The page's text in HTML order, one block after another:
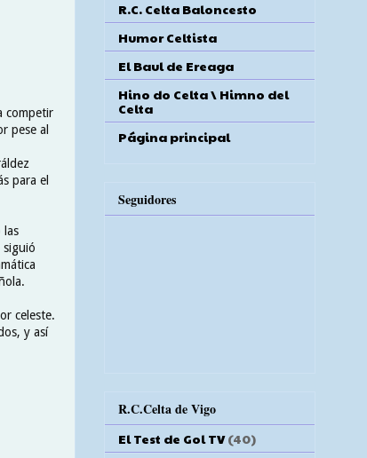
competir
pese al
para el
las
siguió
celeste.
y así
R.C. Celta Baloncesto
Humor Celtista
El Baul de Ereaga
Hino do Celta \ Himno del
Celta
Página principal
Seguidores
R.C.Celta de Vigo
El Test de Gol TV (40)